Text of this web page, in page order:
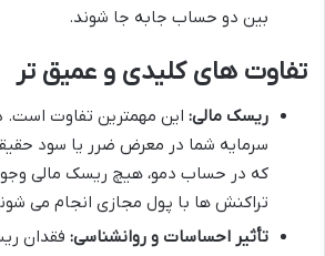
بین دو حساب جابه جا شوند.
تفاوت های کلیدی و عمیق تر
ریسک مالی: این مهمترین تفاوت است.
سرمایه شما در معرض ضرر یا سود حقیقی
که در حساب دمو، هیچ ریسک مالی
تراکنش ها با پول مجازی انجام می
تأثیر احساسات و روانشناسی: فقدان